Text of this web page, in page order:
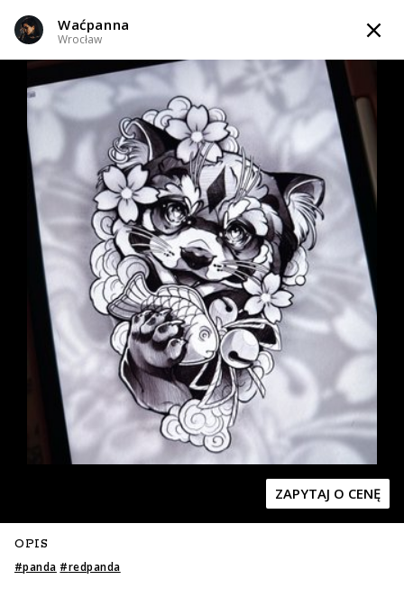
Waćpanna
Wrocław
Styl tatuażu
Dotwork / Geometryczny / Ornamenty / Graficzny /
Sketch / Neo-tradycyjny
WIADOMOŚĆ
TATUAŻE WZORY SKLEP INFO
Zapytaj o cenę Zapytaj o cenę
Zapytaj o cenę
Waćpanna
Wrocław
ZAPYTAJ O CENĘ
OPIS
#panda #redpanda